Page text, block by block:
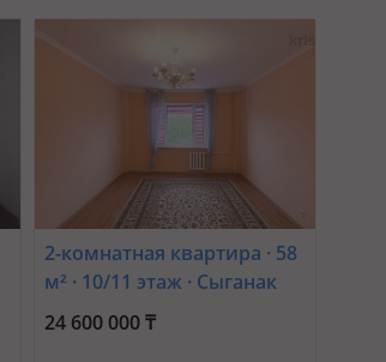
2-комнатная квартира · 58
м² · 10/11 этаж · Сыганак
24 600 000 ₸